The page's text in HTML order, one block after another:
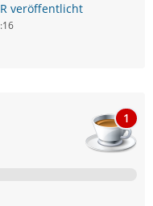
veröffentlicht
1